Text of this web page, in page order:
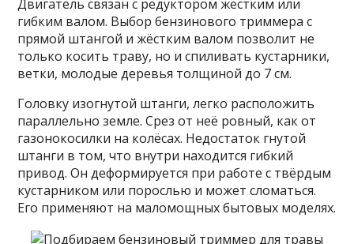
Двигатель связан с редуктором жёстким или
гибким валом. Выбор бензинового триммера с
прямой штангой и жёстким валом позволит не
только косить траву, но и спиливать кустарники,
ветки, молодые деревья толщиной до 7 см.
Головку изогнутой штанги, легко расположить
параллельно земле. Срез от неё ровный, как от
газонокосилки на колёсах. Недостаток гнутой
штанги в том, что внутри находится гибкий
привод. Он деформируется при работе с твёрдым
кустарником или порослью и может сломаться.
Его применяют на маломощных бытовых моделях.